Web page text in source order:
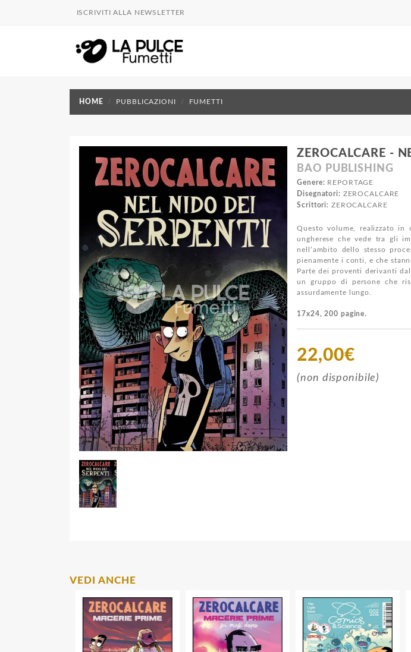
ISCRIVITI ALLA NEWSLETTER
HOME PUBBLICAZIONI FUMETTI
ZEROCALCARE -
BAO PUBLISHING
Genere: REPORTAGE
Disegnatori: ZEROCALCARE
Scrittori: ZEROCALCARE
Questo volume, realizzato in
ungherese che vede tra gli
nell’ambito dello stesso
pienamente i conti, e che
Parte dei proventi derivanti
un gruppo di persone che
assurdamente lungo.
17x24, 200 pagine.
22,00€
(non disponibile)
VEDI ANCHE